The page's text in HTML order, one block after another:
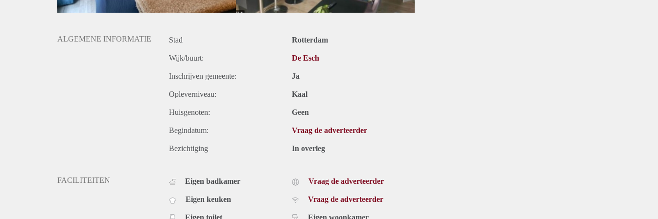
ALGEMENE INFORMATIE Stad Rotterdam
Wijk/buurt: De Esch
Inschrijven gemeente: Ja
Opleverniveau: Kaal
Huisgenoten: Geen
Begindatum: Vraag de adverteerder
Bezichtiging In overleg
FACILITEITEN Eigen badkamer
Eigen keuken
Vraag de adverteerder
Vraag de adverteerder